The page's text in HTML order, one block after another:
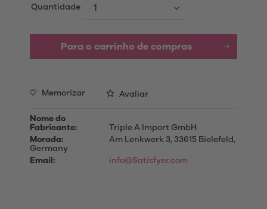
Quantidade
Para o carrinho de compras
Memorizar Avaliar
Nome do
Fabricante:
Triple A Import GmbH
Morada:
Am Lenkwerk 3, 33615 Bielefeld,
Germany
Email:
info@Satisfyer.com